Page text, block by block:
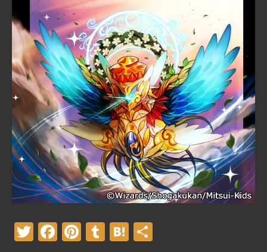
Twitter
Facebook
Pinterest
TumblrHatena